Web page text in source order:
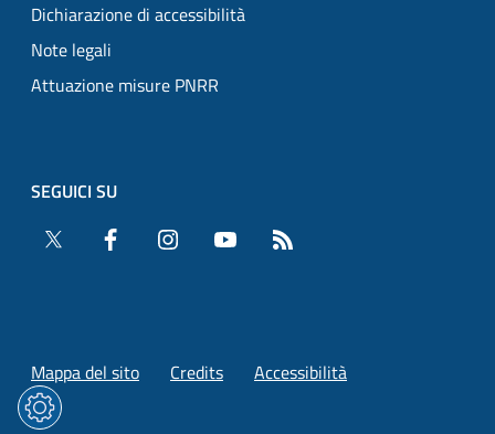
Dichiarazione di accessibilità
Note legali
Attuazione misure PNRR
SEGUICI SU
Twitter
Facebook Instagram YouTube
Mappa del sito Credits Accessibilità